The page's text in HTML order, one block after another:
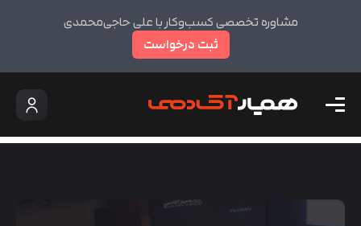
مشاوره تخصصی کسب‌وکار با علی حاجی‌محمدی
ثبت درخواست